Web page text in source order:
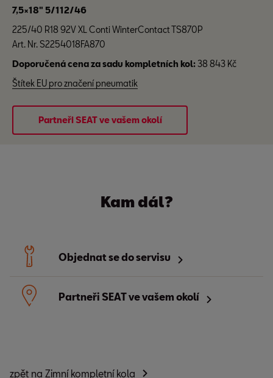
7,5×18" 5/112/46
225/40 R18 92V XL Conti WinterContact TS870P
Art. Nr. S2254018FA870
Doporučená cena za sadu kompletních kol:38 843 Kč
Štítek EU pro značení pneumatik
Partneři SEAT ve vašem okolí
Kam dál?
Objednat se do servisu
Partneři SEAT ve vašem okolí
zpět na Zimní kompletní kola